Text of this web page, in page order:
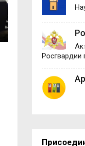
Росгвардии